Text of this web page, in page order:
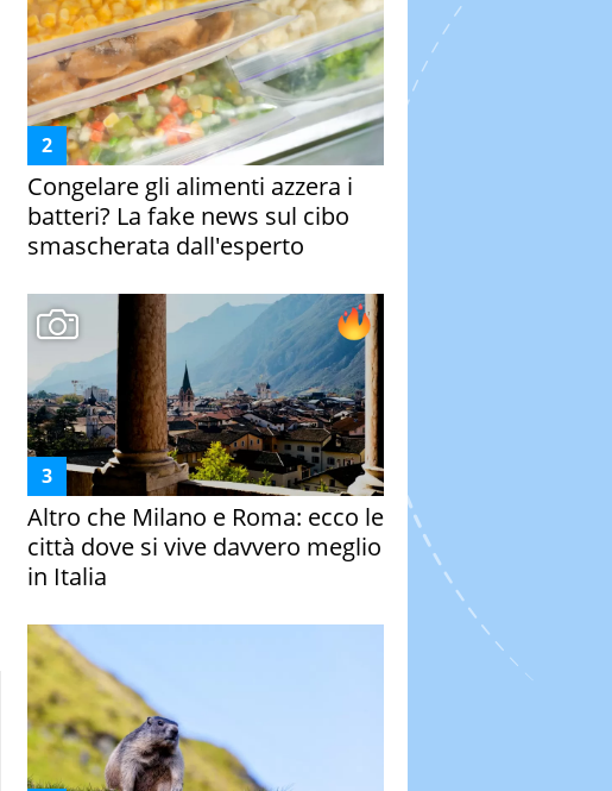
Congelare gli alimenti azzera i
batteri? La fake news sul cibo
smascherata dall'esperto
Altro che Milano e Roma: ecco le
città dove si vive davvero meglio
in Italia